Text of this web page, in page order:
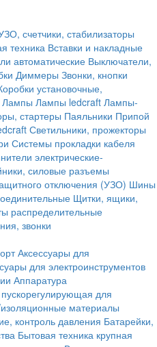
счетчики, стабилизаторы
техника Вставки и накладные
автоматические Выключатели,
Диммеры Звонки, кнопки
установочные,
Лампы Лампы ledcraft Лампы-
стартеры Паяльники Припой
Светильники, прожекторы
Системы прокладки кабеля
электрические-
силовые разъемы
отключения (УЗО) Шины
Щитки, ящики,
распределительные
звонки
Аксессуары для
для электроинструментов
Аппаратура
для
материалы
контроль давления Батарейки,
Бытовая техника крупная